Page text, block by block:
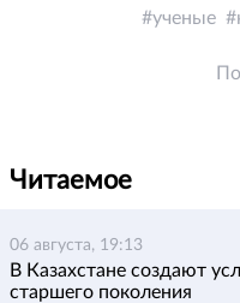
ученые
Читаемое
06 августа, 19:13
В Казахстане создают
старшего поколения